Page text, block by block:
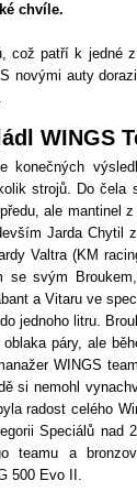
chvíle.
což patří k jedné
novými auty
WINGS
konečných
strojů. Do
ale mantinel
Jarda Chytil
Valtra (KM
se svým
a Vitaru ve
jednoho litru.
páry, ale
WINGS
si nemohl
radost celého
Speciálů nad
teamu a
500 Evo II.